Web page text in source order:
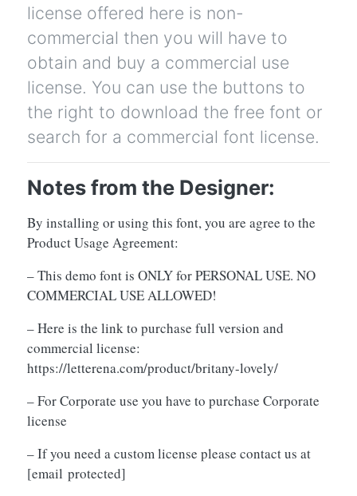
license offered here is non-
commercial then you will have to
obtain and buy a commercial use
license. You can use the buttons to
the right to download the free font or
search for a commercial font license.
Notes from the Designer:
By installing or using this font, you are agree to the
Product Usage Agreement:
– This demo font is ONLY for PERSONAL USE. NO
COMMERCIAL USE ALLOWED!
– Here is the link to purchase full version and
commercial license:
https://letterena.com/product/britany-lovely/
– For Corporate use you have to purchase Corporate
license
– If you need a custom license please contact us at
[email protected]